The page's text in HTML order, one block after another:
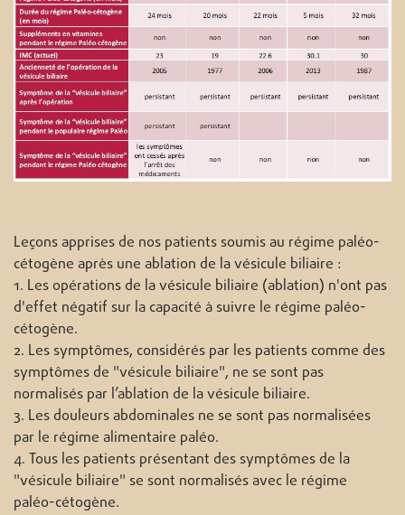
Leçons apprises de nos patients soumis au régime paléo-
cétogène après une ablation de la vésicule biliaire :
1. Les opérations de la vésicule biliaire (ablation) n'ont pas
d'effet négatif sur la capacité à suivre le régime paléo-
cétogène.
2. Les symptômes, considérés par les patients comme des
symptômes de "vésicule biliaire", ne se sont pas
normalisés par l’ablation de la vésicule biliaire.
3. Les douleurs abdominales ne se sont pas normalisées
par le régime alimentaire paléo.
4. Tous les patients présentant des symptômes de la
"vésicule biliaire" se sont normalisés avec le régime
paléo-cétogène.